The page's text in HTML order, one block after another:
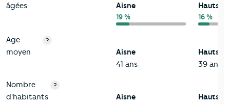
âgées
Aisne
19 %
Hauts-
16 %
Age
moyen
?
Aisne
41 ans
Hauts-
39 ans
Nombre
d'habitants
?
Aisne
Hauts-